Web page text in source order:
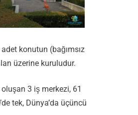
konutun (bağımsız
üzerine kuruludur.
3 iş merkezi, 61
tek, Dünya’da üçüncü